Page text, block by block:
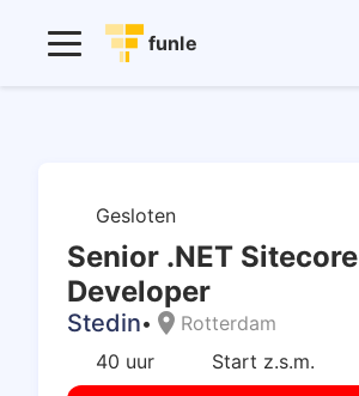
funle
Senior .NET Sitecore
Developer
Gesloten
Stedin• location_on Rotterdam
40 uur
Start z.s.m.